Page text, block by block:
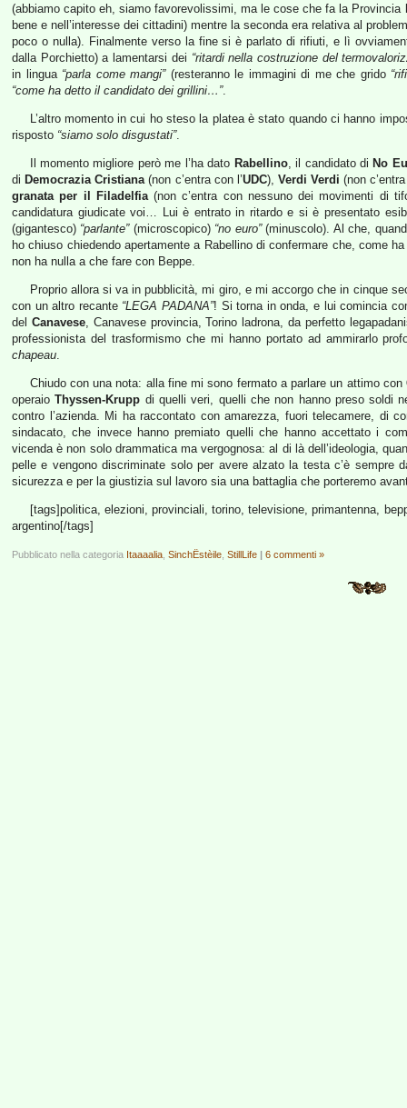
(abbiamo capito eh, siamo favorevolissimi, ma le cose che fa la
bene e nell’interesse dei cittadini) mentre la seconda era relativa al
poco o nulla). Finalmente verso la fine si è parlato di rifiuti, e lì
dalla Porchietto) a lamentarsi dei “ritardi nella costruzione del
in lingua “parla come mangi”(resteranno le immagini di me che grido
“come ha detto il candidato dei grillini…”.
L’altro momento in cui ho steso la platea è stato quando ci hanno
risposto “siamo solo disgustati”.
Il momento migliore però me l’ha dato Rabellino, il candidato di No
di Democrazia Cristiana(non c’entra con l’UDC),Verdi Verdi (non
granata per il Filadelfia(non c’entra con nessuno dei movimenti di
candidatura giudicate voi… Lui è entrato in ritardo e si è presentato
(gigantesco) “parlante”(microscopico) “no euro”(minuscolo). Al che,
ho chiuso chiedendo apertamente a Rabellino di confermare che, come
non ha nulla a che fare con Beppe.
Proprio allora si va in pubblicità, mi giro, e mi accorgo che in cinque
con un altro recante “LEGA PADANA”! Si torna in onda, e lui comincia
del Canavese, Canavese provincia, Torino ladrona, da perfetto
professionista del trasformismo che mi hanno portato ad ammirarlo
chapeau.
Chiudo con una nota: alla fine mi sono fermato a parlare un attimo con
operaioThyssen-Krupp di quelli veri, quelli che non hanno preso soldi
contro l’azienda. Mi ha raccontato con amarezza, fuori telecamere, di
sindacato, che invece hanno premiato quelli che hanno accettato i
vicenda è non solo drammatica ma vergognosa: al di là dell’ideologia,
pelle e vengono discriminate solo per avere alzato la testa c’è
sicurezza e per la giustizia sul lavoro sia una battaglia che porteremo
[tags]politica, elezioni, provinciali, torino, televisione, primantenna,
argentino[/tags]
Pubblicato nella categoria Itaaaalia SinchËstèile StillLife | 6 commenti »